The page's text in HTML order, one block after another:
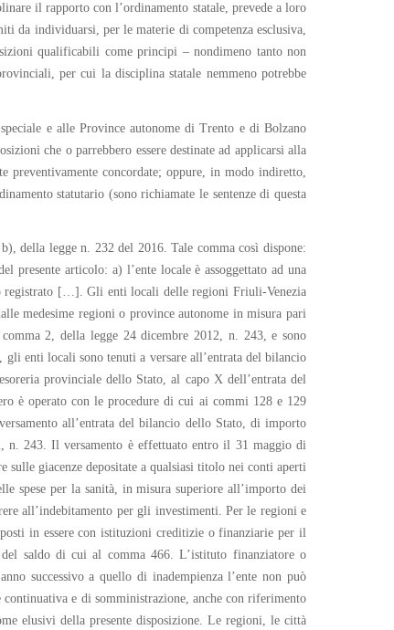
il rapporto con l’ordinamento statale, prevede a loro
da individuarsi, per le materie di competenza esclusiva,
qualificabili come principi – nondimeno tanto non
per cui la disciplina statale nemmeno potrebbe
e alle Province autonome di Trento e di Bolzano
che o parrebbero essere destinate ad applicarsi alla
preventivamente concordate; oppure, in modo indiretto,
statutario (sono richiamate le sentenze di questa
della legge n. 232 del 2016. Tale comma così dispone:
presente articolo: a) l’ente locale è assoggettato ad una
registrato […]. Gli enti locali delle regioni Friuli-Venezia
medesime regioni o province autonome in misura pari
2, della legge 24 dicembre 2012, n. 243, e sono
enti locali sono tenuti a versare all’entrata del bilancio
provinciale dello Stato, al capo X dell’entrata del
è operato con le procedure di cui ai commi 128 e 129
all’entrata del bilancio dello Stato, di importo
n. 243. Il versamento è effettuato entro il 31 maggio di
sulle giacenze depositate a qualsiasi titolo nei conti aperti
spese per la sanità, in misura superiore all’importo dei
all’indebitamento per gli investimenti. Per le regioni e
in essere con istituzioni creditizie o finanziarie per il
saldo di cui al comma 466. L’istituto finanziatore o
successivo a quello di inadempienza l’ente non può
e di somministrazione, anche con riferimento
elusivi della presente disposizione. Le regioni, le città